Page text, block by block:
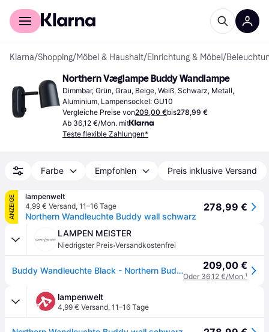
Für Shopper
Klarna/Shopping/Möbel & Haushalt/Einrichtung & Möbel /
Northern Væglampe Buddy Wandlampe
Dimmbar, Grün, Grau, Beige, Weiß, Schwarz, Metall,
Aluminium, Lampensockel: GU10
Vergleiche Preise von209,00 €bis278,99 €
Ab 36,12 €/Mon. mit
Teste flexible Zahlungen*
Farbe Empfohlen Preis inklusive Versand
ANZEIGE
lampenwelt
4,99 € Versand, 11–16 Tage
Northern Wandleuchte Buddy wall schwarz
278,99 €
LAMPEN MEISTER
Niedrigster Preis·Versandkostenfrei
Buddy Wandleuchte Black - Northern Buddy wall - Wohnzimmer - Skandinavisch - Metall - Einflammig 209,00 €
Oder 36,12 €/Mon.¹
lampenwelt
4,99 € Versand, 11–16 Tage